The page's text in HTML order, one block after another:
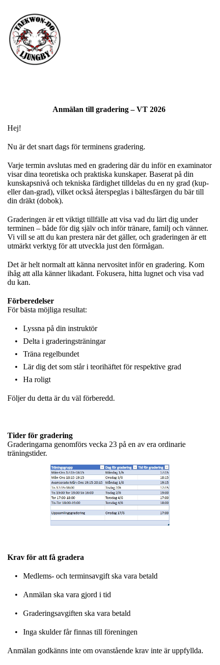
Anmälan till gradering – VT 2026
Hej!
Nu är det snart dags för terminens gradering.
Varje termin avslutas med en gradering där du inför en examinator
visar dina teoretiska och praktiska kunskaper. Baserat på din
kunskapsnivå och tekniska färdighet tilldelas du en ny grad (kup-
eller dan-grad), vilket också återspeglas i bältesfärgen du bär till
din dräkt (dobok).
Graderingen är ett viktigt tillfälle att visa vad du lärt dig under
terminen – både för dig själv och inför tränare, familj och vänner.
Vi vill se att du kan prestera när det gäller, och graderingen är ett
utmärkt verktyg för att utveckla just den förmågan.
Det är helt normalt att känna nervositet inför en gradering. Kom
ihåg att alla känner likadant. Fokusera, hitta lugnet och visa vad
du kan.
Förberedelser
För bästa möjliga resultat:
Lyssna på din instruktör
Delta i graderingsträningar
Träna regelbundet
Lär dig det som står i teorihäftet för respektive grad
Ha roligt
Följer du detta är du väl förberedd.
Tider för gradering
Graderingarna genomförs vecka 23 på en av era ordinarie
träningstider.
Krav för att få gradera
Medlems- och terminsavgift ska vara betald
Anmälan ska vara gjord i tid
Graderingsavgiften ska vara betald
Inga skulder får finnas till föreningen
Anmälan godkänns inte om ovanstående krav inte är uppfyllda.